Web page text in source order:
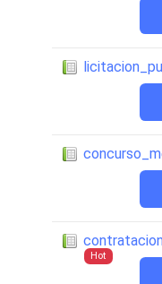
Hot